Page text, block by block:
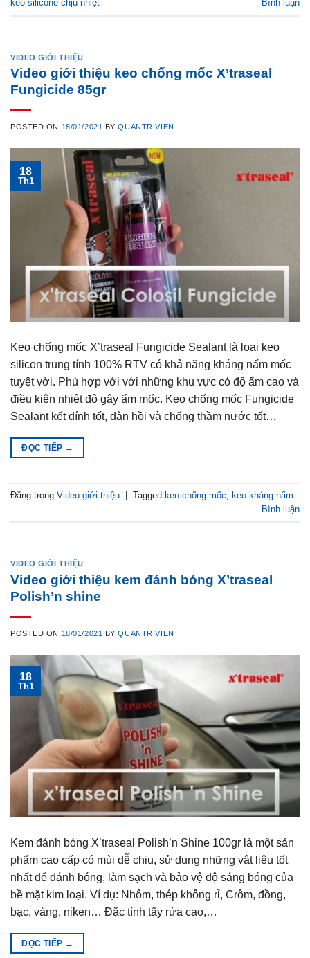
keo silicone chịu nhiệt Bình luận
VIDEO GIỚI THIỆU
Video giới thiệu keo chống mốc X’traseal
Fungicide 85gr
POSTED ON 18/01/2021 BYQUANTRIVIEN
18
Th1
Keo chống mốc X’traseal Fungicide Sealant là loại keo
silicon trung tính 100% RTV có khả năng kháng nấm mốc
tuyệt vời. Phù hợp với với những khu vực có độ ẩm cao và
điều kiện nhiệt độ gây ẩm mốc. Keo chống mốc Fungicide
Sealant kết dính tốt, đàn hồi và chống thầm nước tốt…
ĐỌC TIẾP →
Đăng trong Video giới thiệu | Tagged keo chống mốc keo kháng nấm
Bình luận
VIDEO GIỚI THIỆU
Video giới thiệu kem đánh bóng X’traseal
Polish’n shine
POSTED ON 18/01/2021 BYQUANTRIVIEN
18
Th1
Kem đánh bóng X’traseal Polish’n Shine 100gr là một sản
phẩm cao cấp có mùi dễ chịu, sử dụng những vật liệu tốt
nhất để đánh bóng, làm sạch và bảo vệ độ sáng bóng của
bề mặt kim loại. Ví dụ: Nhôm, thép không rỉ, Crôm, đồng,
bạc, vàng, niken… Đặc tính tẩy rửa cao,…
ĐỌC TIẾP →